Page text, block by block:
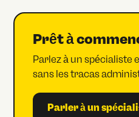
Prêt à
Parlez à un spécialiste
sans les tracas
Parler à un